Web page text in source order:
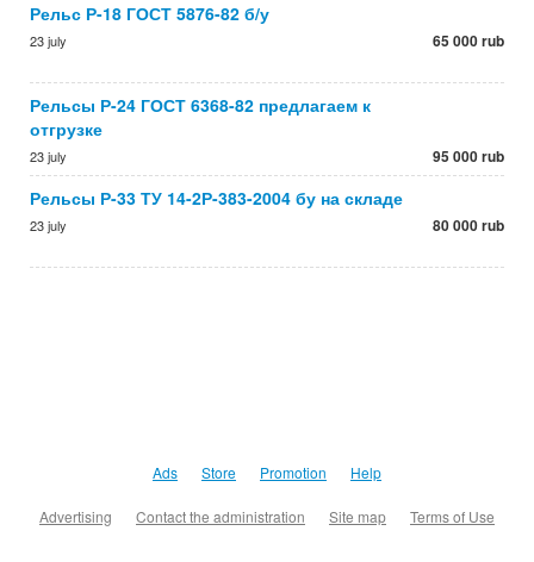
Рельс Р-18 ГОСТ 5876-82 б/у
23 july 65 000 rub
Рельсы Р-24 ГОСТ 6368-82 предлагаем к
отгрузке
23 july 95 000 rub
Рельсы Р-33 ТУ 14-2Р-383-2004 бу на складе
23 july 80 000 rub
Ads Store Promotion Help
Advertising Contact the administration Site map Terms of Use